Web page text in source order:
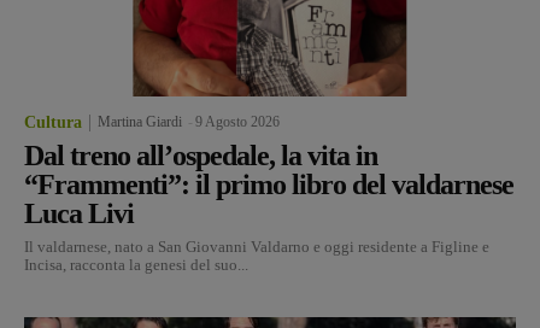
Cultura Martina Giardi 9 Agosto 2026
Dal treno all’ospedale, la vita in
“Frammenti”: il primo libro del valdarnese
Luca Livi
Il valdarnese, nato a San Giovanni Valdarno e oggi residente a Figline e
Incisa, racconta la genesi del suo...